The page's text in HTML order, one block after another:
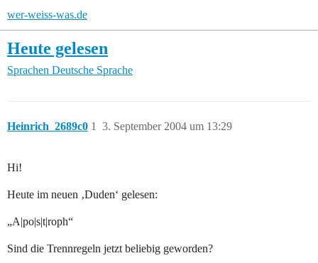
wer-weiss-was.de
Heute gelesen
Sprachen Deutsche Sprache
Heinrich_2689c0 3. September 2004 um 13:29
1
Hi!
Heute im neuen ‚Duden‘ gelesen:
„A|po|s|t|roph“
Sind die Trennregeln jetzt beliebig geworden?